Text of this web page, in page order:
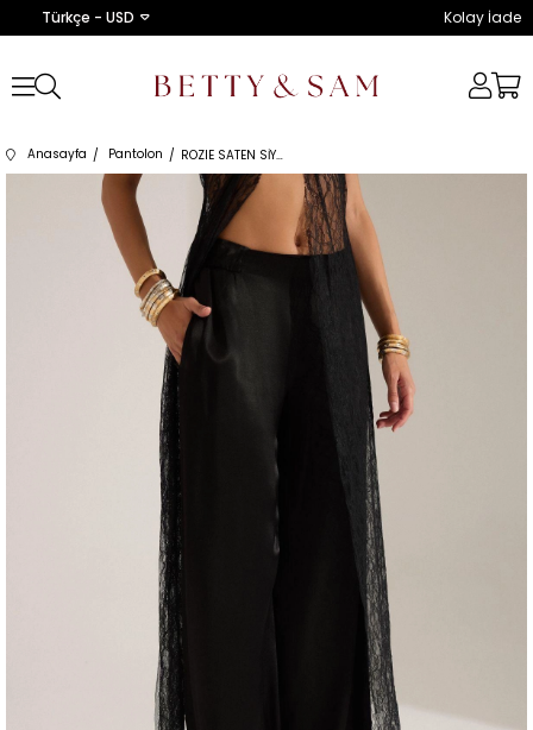
Türkçe - USD Kolay İade
Anasayfa Pantolon ROZIE SATEN SİYAH PANTOLON